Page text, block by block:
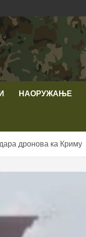
НАОРУЖАЊЕ
дронова ка Криму